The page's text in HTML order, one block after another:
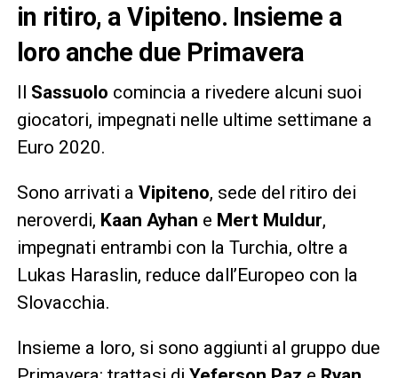
in ritiro, a Vipiteno. Insieme a
loro anche due Primavera
Il Sassuolo comincia a rivedere alcuni suoi
giocatori, impegnati nelle ultime settimane a
Euro 2020.
Sono arrivati a Vipiteno, sede del ritiro dei
neroverdi, Kaan Ayhan e Mert Muldur,
impegnati entrambi con la Turchia, oltre a
Lukas Haraslin, reduce dall’Europeo con la
Slovacchia.
Insieme a loro, si sono aggiunti al gruppo due